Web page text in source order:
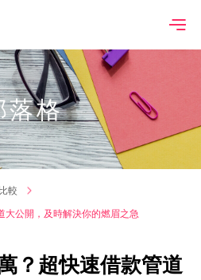
落格
較
公開，及時解決你的燃眉之急
？超快速借款管道